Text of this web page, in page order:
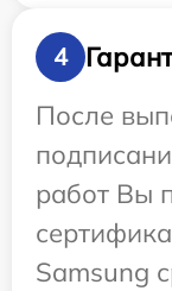
4
После
работ Вы
Samsung